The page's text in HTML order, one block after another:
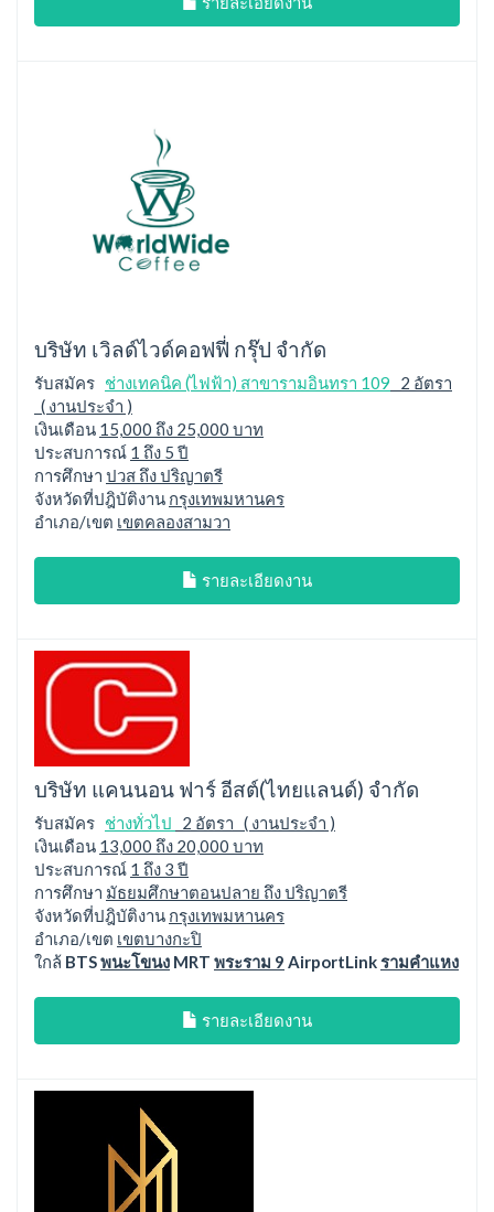
บริษัท เวิลด์ไวด์คอฟฟี่ กรุ๊ป จำกัด
รับสมัคร ช่างเทคนิค (ไฟฟ้า) สาขารามอินทรา 109 2 อัตรา
( งานประจำ )
เงินเดือน 15,000 ถึง 25,000 บาท
ประสบการณ์ 1 ถึง 5 ปี
การศึกษา ปวส ถึง ปริญาตรี
จังหวัดที่ปฎิบัติงาน กรุงเทพมหานคร
อำเภอ/เขต เขตคลองสามวา
รายละเอียดงาน
บริษัท แคนนอน ฟาร์ อีสต์(ไทยแลนด์) จำกัด
รับสมัคร ช่างทั่วไป
2 อัตรา ( งานประจำ )
เงินเดือน 13,000 ถึง 20,000 บาท
ประสบการณ์ 1 ถึง 3 ปี
การศึกษา มัธยมศึกษาตอนปลาย ถึง ปริญาตรี
จังหวัดที่ปฎิบัติงาน กรุงเทพมหานคร
อำเภอ/เขต เขตบางกะปิ
ใกล้ BTSพนะโขนง MRT พระราม 9 AirportLinkรามคำแหง
รายละเอียดงาน